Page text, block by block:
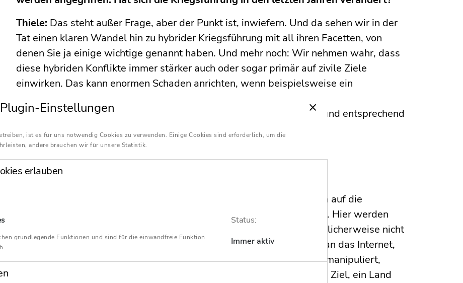
Thiele: Das steht außer Frage, aber der Punkt ist, inwiefern. Und da sehen wir in der
Tat einen klaren Wandel hin zu hybrider Kriegsführung mit all ihren Facetten, von
denen Sie ja einige wichtige genannt haben. Und mehr noch: Wir nehmen wahr, dass
diese hybriden Konflikte immer stärker auch oder sogar primär auf zivile Ziele
einwirken. Das kann enormen Schaden anrichten, wenn beispielsweise ein
Unternehmensverantwortliche sollten dies unbedingt ernstnehmen und entsprechend
Was verbirgt sich hinter dem Begriff hybride Kriegsführung?
Hybride Kriegsführung zielt mit Stress und Schockereignissen auf die
Kohäsion und die Funktionsfähigkeit von Staaten und Gesellschaften. Hier werden
Konflikte zwischen Staaten in Bereichen ausgetragen werden, die üblicherweise nicht
primär militärischen Zwecken dienen. Man denke da beispielsweise an das Internet,
an die Wirtschaft, die Medien, die Kultur. All diese Bereiche können manipuliert,
angegriffen und damit zu Konflikträumen gemacht werden – mit dem Ziel, ein Land
Einstellungen
ist es für uns notwendig Cookies zu verwenden. Einige Cookies sind erforderlich, um die
andere brauchen wir für unsere Statistik.
erlauben
grundlegende Funktionen und sind für die einwandfreie Funktion
Status:
Immer aktiv